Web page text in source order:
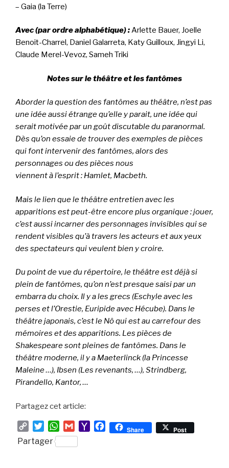
– Gaia (la Terre)
Avec (par ordre alphabétique) :Arlette Bauer, Joelle
Benoit-Charrel, Daniel Galarreta, Katy Guilloux, Jingyi Li,
Claude Merel-Vevoz, Sameh Triki
Notes sur le théâtre et les fantômes
Aborder la question des fantômes au théâtre, n’est pas
une idée aussi étrange qu’elle y parait, uneidée qui
serait motivée par un goût discutable du paranormal.
Dès qu’on essaie de trouver des exemples de pièces
qui font intervenir des fantômes, alors des
personnages ou des pièces nous
viennent à l’esprit : Hamlet, Macbeth.
Mais le lien que le théâtre entretien avec les
apparitions est peut-être encore plus organique : jouer,
c’est aussi incarner des personnages invisibles qui se
rendent visibles qu’à travers les acteurs et aux yeux
des spectateurs qui veulent bien y croire.
Du point de vue du répertoire, le théâtre est déjà si
plein de fantômes, qu’on n’est presque saisi parun
embarra du choix. Il y a les grecs (Eschyle avec les
perses et l’Orestie, Euripide avec Hécube). Dans le
théâtre japonais, c’est le Nô qui est au carrefour des
mémoires et des apparitions. Les pièces de
Shakespeare sont pleines de fantômes. Dans le
théâtre moderne, il y a Maeterlinck (la Princesse
Maleine …), Ibsen (Les revenants, …), Strindberg,
Pirandello, Kantor, …
Partagez cet article:
o
W
h
a
m
a
Y
F
Share Post
Partager